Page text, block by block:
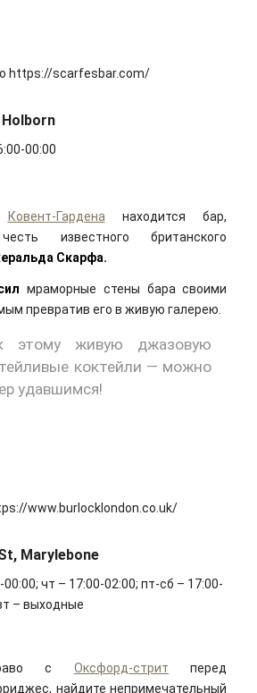
00:00
Ковент-Гардена находится бар,
известного британского
Скарфа.
мраморные стены бара своими
превратив его в живую галерею.
этому живую джазовую
коктейли — можно
удавшимся!
Marylebone
чт – 17:00-02:00; пт-сб – 17:00-
– выходные
с Оксфорд-стрит перед
найдите непримечательный